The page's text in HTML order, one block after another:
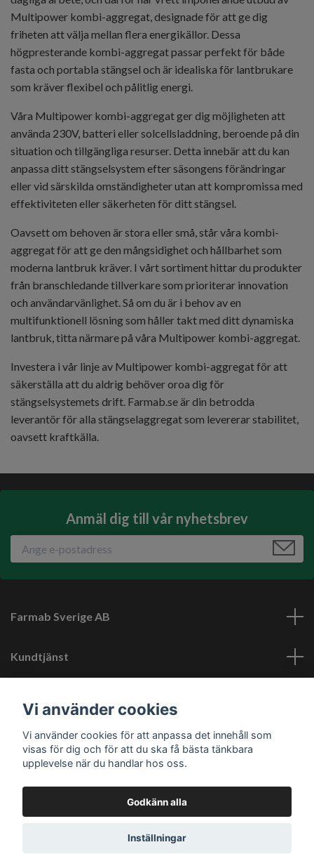
Multipower kombi-aggregat, designade för att ge dig
friheten att välja mellan flera energikällor. Dessa
högpresterande kombi-aggregat passar perfekt för både
fasta och portabla stängsel och är idealiska för lantbrukare
som kräver flexibel och pålitlig energi.
Våra Multipower kombi-aggregat ger dig möjligheten att
använda 230V, batteri eller solcellsladdning, beroende på din
situation och tillgängliga resurser. Detta innebär att du kan
anpassa ditt stängselsystem efter säsongens förändringar
eller vid särskilda omständigheter utan att kompromissa med
effektiviteten eller säkerheten för ditt stängsel.
Oavsett om behoven är stora eller små, står våra kombi-
aggregat för att ge den mångsidighet och hållbarhet som
moderna lantbruk kräver. I vårt sortiment hittar du produkter
från branschledande tillverkare som prioriterar innovation
och användarvänlighet. Så om du är i behov av en
multifunktionell lösning som håller takt med ditt dynamiska
lantbruk, titta närmare på våra Multipower kombi-aggregat.
Investera i vår linje av Multipower kombi-aggregat för att
säkerställa att du aldrig behöver oroa dig för
stängselsystemets drift. Farmab.se är din betrodda
leverantör för alla stängselaggregat som levererar stabilitet,
oavsett kraftkälla.
Anmäl dig till vår nyhetsbrev
Farmab Sverige AB
Kundtjänst
Sociala medier
© 2026 Farmab.se
Vi använder cookies
Vi använder cookies för att anpassa det innehåll som
visas för dig och för att du ska få bästa tänkbara
upplevelse när du handlar hos oss.
Godkänn alla
Inställningar